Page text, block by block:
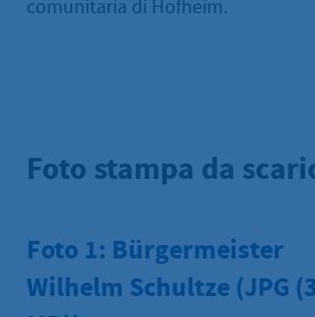
comunitaria di Hofheim.
Foto stampa da
Foto 1: Bürgermeister
Wilhelm Schultze (JPG